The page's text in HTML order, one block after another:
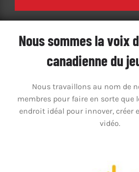
Nous sommes la voix
canadienne du
Nous travaillons au nom de
membres pour faire en sorte que
endroit idéal pour innover, créer
vidéo.